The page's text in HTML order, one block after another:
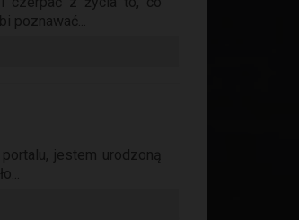
poznawać...
jestem urodzoną